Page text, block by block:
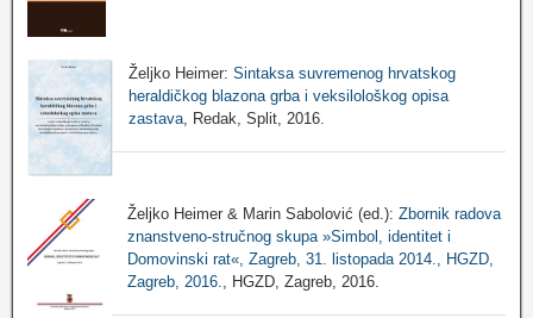
Željko Heimer: Sintaksa suvremenog hrvatskog
heraldičkog blazona grba i veksilološkog opisa
zastava, Redak, Split, 2016.
Željko Heimer & Marin Sabolović (ed.): Zbornik radova
znanstveno-stručnog skupa »Simbol, identitet i
Domovinski rat«, Zagreb, 31. listopada 2014., HGZD,
Zagreb, 2016.
, HGZD, Zagreb, 2016.